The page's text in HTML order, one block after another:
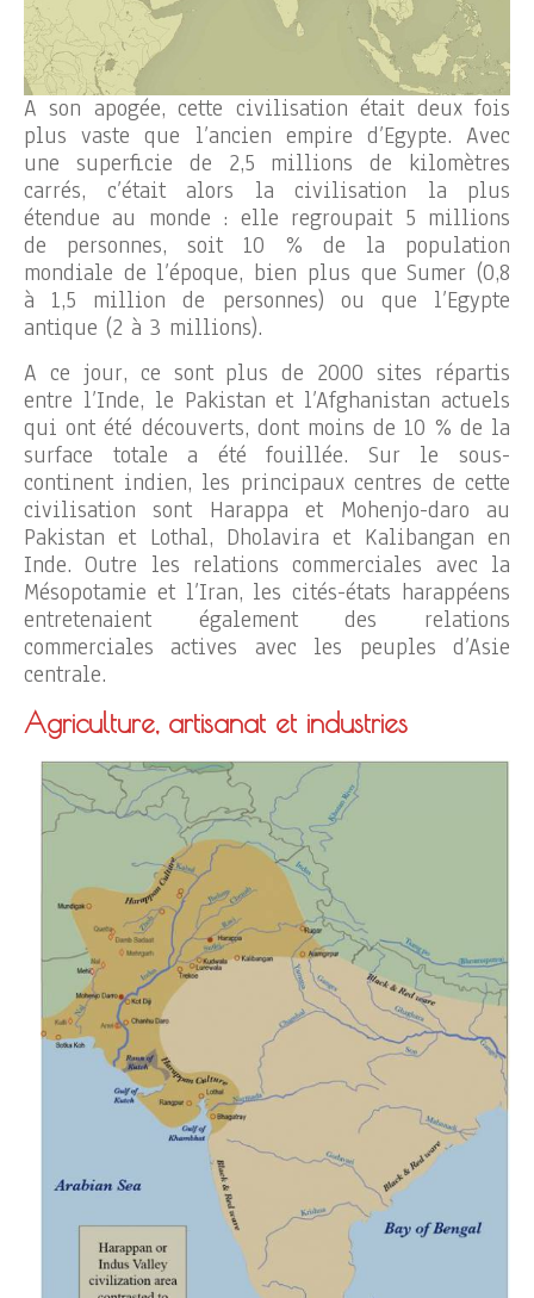
A son apogée, cette civilisation était deux fois
plus vaste que l’ancien empire d’Egypte. Avec
une superficie de 2,5 millions de kilomètres
carrés, c’était alors la civilisation la plus
étendue au monde : elle regroupait 5 millions
de personnes, soit 10 % de la population
mondiale de l’époque, bien plus que Sumer (0,8
à 1,5 million de personnes) ou que l’Egypte
antique (2 à 3 millions).
A ce jour, ce sont plus de 2000 sites répartis
entre l’Inde, le Pakistan et l’Afghanistan actuels
qui ont été découverts, dont moins de 10 % de la
surface totale a été fouillée. Sur le sous-
continent indien, les principaux centres de cette
civilisation sont Harappa et Mohenjo-daro au
Pakistan et Lothal, Dholavira et Kalibangan en
Inde. Outre les relations commerciales avec la
Mésopotamie et l’Iran, les cités-états harappéens
entretenaient également des relations
commerciales actives avec les peuples d’Asie
centrale.
Agriculture, artisanat et industries